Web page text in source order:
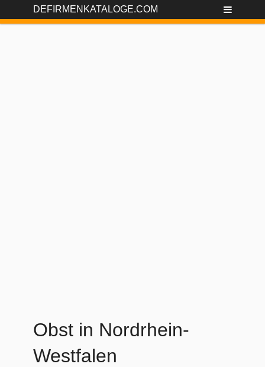
DEFIRMENKATALOGE.COM
Obst in Nordrhein-
Westfalen